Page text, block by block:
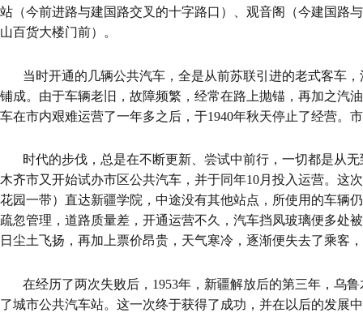
站（今前进路与建国路交叉的十字路口）、观音阁（今建国路
山百货大楼门前）。
当时开通的几辆公共汽车，全是从前苏联引进的老式客车
铺成。由于车辆老旧，故障频繁，经常在路上抛锚，再加之汽
车在市内艰难运营了一年多之后，于1940年秋天停止了经营。
时代的步伐，总是在不断更新、尝试中前行，一切都是从
木齐市又开始试办市区公共汽车，并于同年10月投入运营。这
花园一带）直达新疆学院，中途没有其他站点，所使用的车辆
疏忽管理，道路质量差，开通运营不久，汽车挡凤玻璃便多处
日尘土飞扬，再加上票价昂贵，天气寒冷，逐渐便失去了乘客
在经历了两次失败后，1953年，新疆解放后的第三年，乌
了城市公共汽车站。这一次终于获得了成功，并在以后的发展